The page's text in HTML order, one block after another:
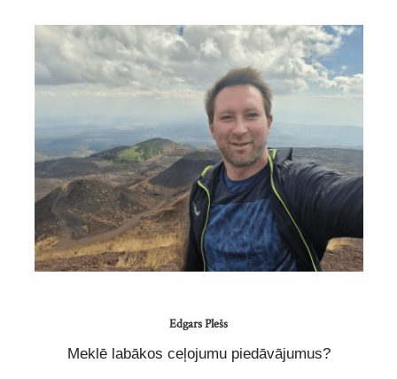
Edgars Plešs
Meklē labākos ceļojumu piedāvājumus?